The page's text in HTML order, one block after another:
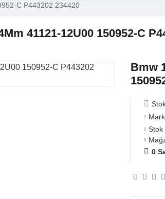
C P443202 234420
41121-12U00 150952-C
Bmw
Stok
0